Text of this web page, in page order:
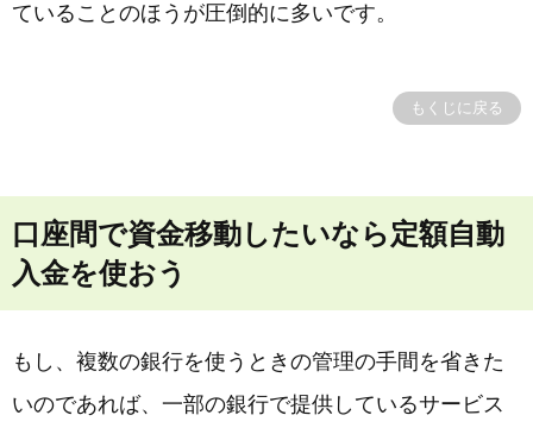
ていることのほうが圧倒的に多いです。
もくじに戻る
口座間で資金移動したいなら定額自動
入金を使おう
もし、複数の銀行を使うときの管理の手間を省きた
いのであれば、一部の銀行で提供しているサービス